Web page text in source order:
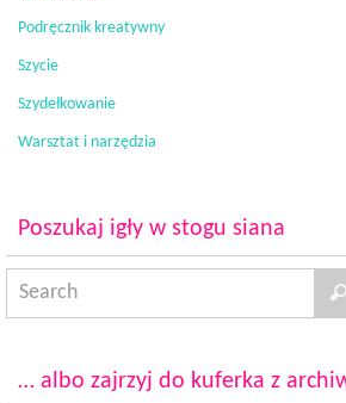
Podręcznik kreatywny
Szycie
Szydełkowanie
Warsztat i narzędzia
Poszukaj igły w stogu siana
… albo zajrzyj do kuferka z